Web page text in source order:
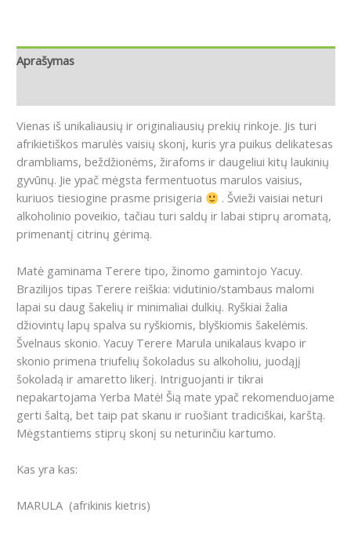
Aprašymas
Vienas iš unikaliausių ir originaliausių prekių rinkoje. Jis turi
afrikietiškos marulės vaisių skonį, kuris yra puikus delikatesas
drambliams, beždžionėms, žirafoms ir daugeliui kitų laukinių
gyvūnų. Jie ypač mėgsta fermentuotus marulos vaisius,
kuriuos tiesiogine prasme prisigeria
. Švieži vaisiai neturi
alkoholinio poveikio, tačiau turi saldų ir labai stiprų aromatą,
primenantį citrinų gėrimą.
Matė gaminama Terere tipo, žinomo gamintojo Yacuy.
Brazilijos tipas Terere reiškia: vidutinio/stambaus malomi
lapai su daug šakelių ir minimaliai dulkių. Ryškiai žalia
džiovintų lapų spalva su ryškiomis, blyškiomis šakelėmis.
Švelnaus skonio. Yacuy Terere Marula unikalaus kvapo ir
skonio primena triufelių šokoladus su alkoholiu, juodąjį
šokoladą ir amaretto likerį. Intriguojanti ir tikrai
nepakartojama Yerba Matė! Šią mate ypač rekomenduojame
gerti šaltą, bet taip pat skanu ir ruošiant tradiciškai, karštą.
Mėgstantiems stiprų skonį su neturinčiu kartumo.
Kas yra kas:
MARULA (afrikinis kietris)